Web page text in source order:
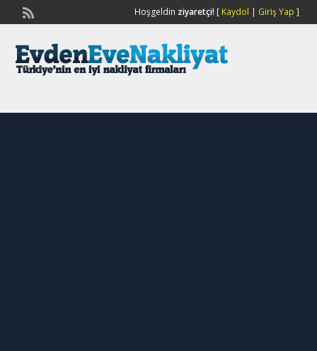
Hoşgeldin ziyaretçi![ Kaydol | Giriş Yap ]